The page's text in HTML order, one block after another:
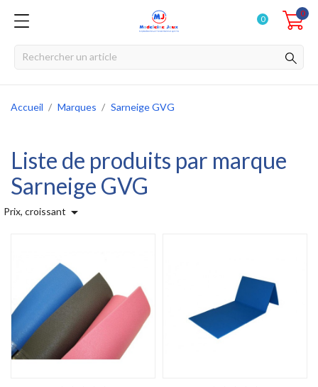
0
0
Accueil Marques Sarneige GVG
Liste de produits par marque
Sarneige GVG
Prix, croissant 